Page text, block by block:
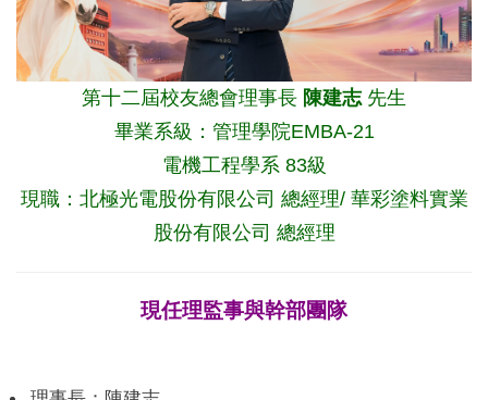
第十二屆校友總會理事長 陳建志先生
畢業系級：管理學院EMBA-21
電機工程學系 83級
現職：北極光電股份有限公司 總經理/ 華彩塗料實業
股份有限公司 總經理
現任理監事與幹部團隊